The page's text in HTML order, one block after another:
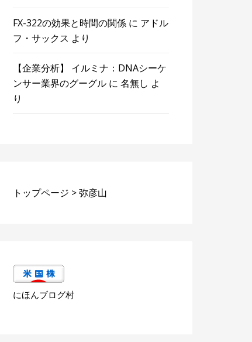
FX-322の効果と時間の関係 に アドル
フ・サックス より
【企業分析】 イルミナ：DNAシーケ
ンサー業界のグーグル に名無し よ
り
トップページ >弥彦山
にほんブログ村